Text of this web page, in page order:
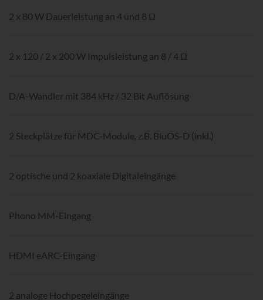
2 x 80 W Dauerleistung an 4 und 8 Ω
2 x 120 / 2 x 200 W Impulsleistung an 8 / 4 Ω
D/A-Wandler mit 384 kHz / 32 Bit Auflösung
2 Steckplätze für MDC-Module, z.B. BluOS-D (inkl.)
2 optische und 2 koaxiale Digitaleingänge
Phono MM-Eingang
HDMI eARC-Eingang
2 analoge Hochpegeleingänge